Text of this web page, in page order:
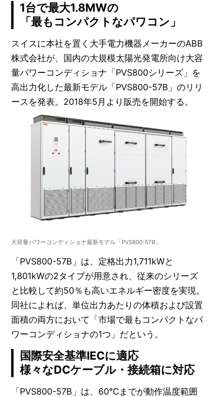
1台で最大1.8MWの
「最もコンパクトなパワコン」
スイスに本社を置く大手電力機器メーカーのABB
株式会社が、国内の大規模太陽光発電所向け大容
量パワーコンディショナ「PVS800シリーズ」を
高出力化した最新モデル「PVS800-57B」のリリ
ースを発表。2018年5月より販売を開始する。
大容量パワーコンディショナ最新モデル「PVS800-57B」
「PVS800-57B」は、定格出力1,711kWと
1,801kWの2タイプが用意され、従来のシリーズ
と比較して約50％も高いエネルギー密度を実現。
同社によれば、単位出力あたりの体積および設置
面積の両方において「市場で最もコンパクトなパ
ワーコンディショナの1つ」だという。
国際安全基準IECに適応
様々なDCケーブル・接続箱に対応
「PVS800-57B」は、60℃までが動作温度範囲